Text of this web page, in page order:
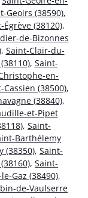
Geoirs (38590),
Égrève (38120),
de-Bizonnes
, Saint-Clair-du-
, Saint-
en-
Cassien (38500),
(38840),
et-Pipet
, Saint-
Barthélemy
(38350), Saint-
, Saint-
Gaz (38490),
de-Vaulserre